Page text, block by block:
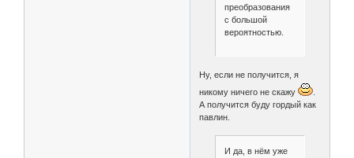
преобразования
с большой
вероятностью.
Ну, если не получится, я
никому ничего не скажу
А получится буду гордый как
павлин.
И да, в нём уже